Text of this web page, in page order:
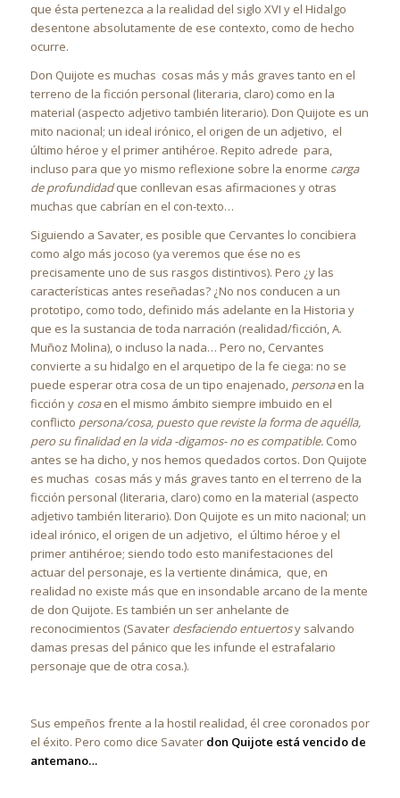
que ésta pertenezca a la realidad del siglo XVI y el Hidalgo
desentone absolutamente de ese contexto, como de hecho
ocurre.
Don Quijote es muchas cosas más y más graves tanto en el
terreno de la ficción personal (literaria, claro) como en la
material (aspecto adjetivo también literario). Don Quijote es un
mito nacional; un ideal irónico, el origen de un adjetivo, el
último héroe y el primer antihéroe. Repito adrede para,
incluso para que yo mismo reflexione sobre la enorme carga
de profundidadque conllevan esas afirmaciones y otras
muchas que cabrían en el con-texto…
Siguiendo a Savater, es posible que Cervantes lo concibiera
como algo más jocoso (ya veremos que ése no es
precisamente uno de sus rasgos distintivos). Pero ¿y las
características antes reseñadas? ¿No nos conducen a un
prototipo, como todo, definido más adelante en la Historia y
que es la sustancia de toda narración (realidad/ficción, A.
Muñoz Molina), o incluso la nada… Pero no, Cervantes
convierte a su hidalgo en el arquetipo de la fe ciega: no se
puede esperar otra cosa de un tipo enajenado, personaen la
ficción y cosaen el mismo ámbito siempre imbuido en el
conflicto persona/cosa, puesto que reviste la forma de aquélla,
pero su finalidad en la vida -digamos- no es compatible. Como
antes se ha dicho, y nos hemos quedados cortos. Don Quijote
es muchas cosas más y más graves tanto en el terreno de la
ficción personal (literaria, claro) como en la material (aspecto
adjetivo también literario). Don Quijote es un mito nacional; un
ideal irónico, el origen de un adjetivo, el último héroe y el
primer antihéroe; siendo todo esto manifestaciones del
actuar del personaje, es la vertiente dinámica, que, en
realidad no existe más que en insondable arcano de la mente
de don Quijote. Es también un ser anhelante de
reconocimientos (Savater desfaciendo entuertosy salvando
damas presas del pánico que les infunde el estrafalario
personaje que de otra cosa.).
Sus empeños frente a la hostil realidad, él cree coronados por
el éxito. Pero como dice Savater don Quijote está vencido de
antemano…